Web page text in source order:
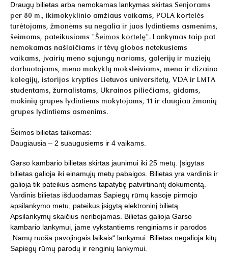
Draugų bilietas arba nemokamas lankymas skirtas Senjorams
per 80 m., ikimokyklinio amžiaus vaikams, POLA kortelės
turėtojams, žmonėms su negalia ir juos lydintiems asmenims,
šeimoms, pateikusioms "Šeimos kortelę" . Lankymas taip pat
nemokamas našlaičiams ir tėvų globos netekusiems
vaikams, įvairių meno sąjungų nariams, galerijų ir muziejų
darbuotojams, meno mokyklų moksleiviams, meno ir dizaino
kolegijų, istorijos krypties Lietuvos universitetų, VDA ir LMTA
studentams, žurnalistams, Ukrainos piliečiams, gidams,
mokinių grupes lydintiems mokytojams, 11 ir daugiau žmonių
grupes lydintiems asmenims.
Šeimos bilietas taikomas:
Daugiausia – 2 suaugusiems ir 4 vaikams.
Garso kambario bilietas skirtas jaunimui iki 25 metų. Įsigytas
bilietas galioja iki einamųjų metų pabaigos. Bilietas yra vardinis ir
galioja tik pateikus asmens tapatybę patvirtinantį dokumentą.
Vardinis bilietas išduodamas Sapiegų rūmų kasoje pirmojo
apsilankymo metu, pateikus įsigytą elektroninį bilietą.
Apsilankymų skaičius neribojamas. Bilietas galioja Garso
kambario lankymui, jame vykstantiems renginiams ir parodos
„Namų ruoša pavojingais laikais“ lankymui. Bilietas negalioja kitų
Sapiegų rūmų parodų ir renginių lankymui.